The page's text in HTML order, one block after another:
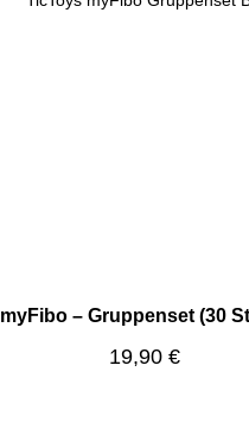
myFibo – Gruppenset (30
Regulärer Preis:
19,90 €